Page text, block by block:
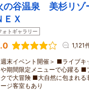
の谷温泉 美杉リ
ＥＸ
ォトギャラリー
1,121
週末イベント開催＞ ■ライブ
期間限定メニューで心躍る ■
で大冒険 ■大自然に包まれる
ジ客室もあり